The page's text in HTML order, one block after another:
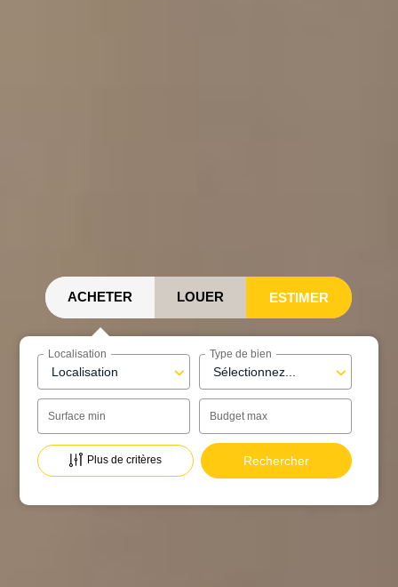
ACHETER LOUER ESTIMER
Localisation
Localisation
Sélectionnez...
Type de bien
Surface min Budget max
Plus de critères